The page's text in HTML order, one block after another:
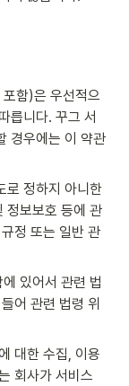
함)은 우선적으
릅니다. 꾸그 서
경우에는 이 약관
로 정하지 아니한
정보보호 등에 관
정 또는 일반 관
있어서 관련 법
어 관련 법령 위
대한 수집, 이용
회사가 서비스